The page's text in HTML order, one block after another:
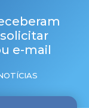
e-mail